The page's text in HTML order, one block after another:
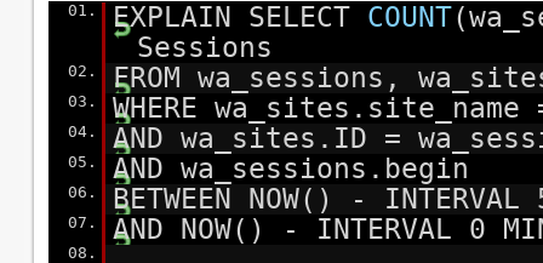
01. EXPLAIN SELECT COUNT
Sessions
02. FROM wa_sessions,
03. WHERE
04. AND wa_sites.ID =
05. AND wa_sessions.begin
06. BETWEEN NOW() - INTERVAL
07. AND NOW() - INTERVAL 0
08.